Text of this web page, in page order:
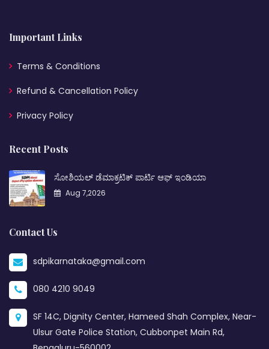
Important Links
Terms & Conditions
Refund & Cancellation Policy
Privacy Policy
Recent Posts
ಸೋಶಿಯಲ್ ಡೆಮಾಕ್ರಟಿಕ್ ಪಾರ್ಟಿ ಆಫ್ ಇಂಡಿಯಾ
Aug 7,2026
Contact Us
sdpikarnataka@gmail.com
080 4210 9049
SF 14C, Dignity Center, Hameed Shah Complex, Near-
Ulsur Gate Police Station, Cubbonpet Main Rd,